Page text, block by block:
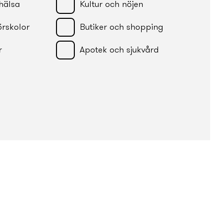
Kultur och nöjen
Butiker och shopping
Apotek och sjukvård